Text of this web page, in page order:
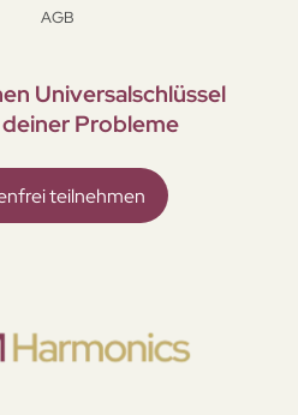
AGB
Universal­schlüssel
Probleme
teilnehmen